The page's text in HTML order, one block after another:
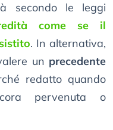
secondo le leggi
come se il
. In alternativa,
un precedente
redatto quando
pervenuta o